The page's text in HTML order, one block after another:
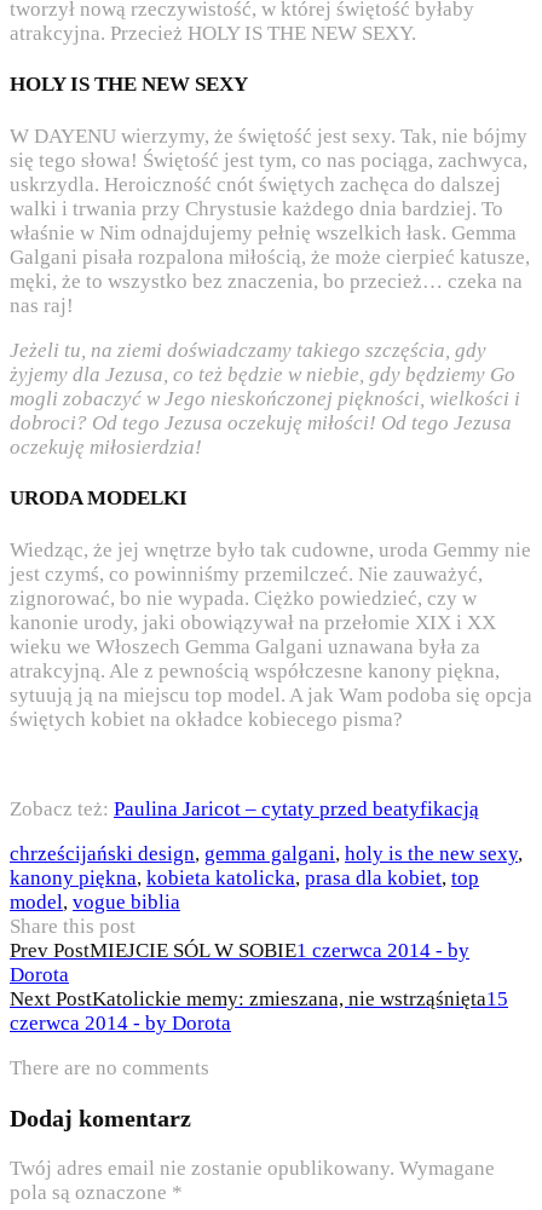
tworzył nową rzeczywistość, w której świętość byłaby
atrakcyjna. Przecież HOLY IS THE NEW SEXY.
HOLY IS THE NEW SEXY
W DAYENU wierzymy, że świętość jest sexy. Tak, nie bójmy
się tego słowa! Świętość jest tym, co nas pociąga, zachwyca,
uskrzydla. Heroiczność cnót świętych zachęca do dalszej
walki i trwania przy Chrystusie każdego dnia bardziej. To
właśnie w Nim odnajdujemy pełnię wszelkich łask. Gemma
Galgani pisała rozpalona miłością, że może cierpieć katusze,
męki, że to wszystko bez znaczenia, bo przecież… czeka na
nas raj!
Jeżeli tu, na ziemi doświadczamy takiego szczęścia, gdy
żyjemy dla Jezusa, co też będzie w niebie, gdy będziemy Go
mogli zobaczyć w Jego nieskończonej piękności, wielkości i
dobroci? Od tego Jezusa oczekuję miłości! Od tego Jezusa
oczekuję miłosierdzia!
URODA MODELKI
Wiedząc, że jej wnętrze było tak cudowne, uroda Gemmy nie
jest czymś, co powinniśmy przemilczeć. Nie zauważyć,
zignorować, bo nie wypada. Ciężko powiedzieć, czy w
kanonie urody, jaki obowiązywał na przełomie XIX i XX
wieku we Włoszech Gemma Galgani uznawana była za
atrakcyjną. Ale z pewnością współczesne kanony piękna,
sytuują ją na miejscu top model. A jak Wam podoba się opcja
świętych kobiet na okładce kobiecego pisma?
Zobacz też: Paulina Jaricot – cytaty przed beatyfikacją
chrześcijański design, gemma galgani, holy is the new sexy,
kanony piękna, kobieta katolicka, prasa dla kobiet, top
model, vogue biblia
Share this post
Nawigacja
wpisu
Prev PostMIEJCIE SÓL W SOBIE1 czerwca 2014 - by
Dorota
Next PostKatolickie memy: zmieszana, nie wstrząśnięta15
czerwca 2014 - by Dorota
There are no comments
Dodaj komentarz
Twój adres email nie zostanie opublikowany. Wymagane
pola są oznaczone *